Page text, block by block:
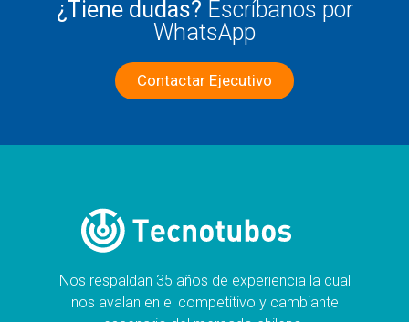
¿Tiene dudas? Escríbanos por
WhatsApp
Contactar Ejecutivo
Nos respaldan 35 años de experiencia la cual
nos avalan en el competitivo y cambiante